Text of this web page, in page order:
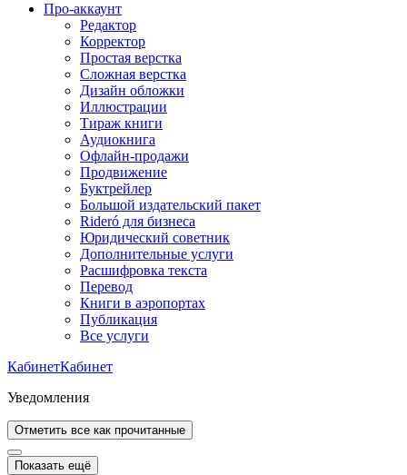
Про-аккаунт
Редактор
Корректор
Простая верстка
Сложная верстка
Дизайн обложки
Иллюстрации
Тираж книги
Аудиокнига
Офлайн-продажи
Продвижение
Буктрейлер
Большой издательский пакет
Rideró для бизнеса
Юридический советник
Дополнительные услуги
Расшифровка текста
Перевод
Книги в аэропортах
Публикация
Все услуги
КабинетКабинет
Уведомления
Отметить все как прочитанные
Показать ещё